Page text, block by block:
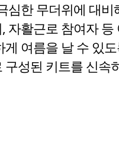
심한 무더위에 대비
자활근로 참여자 등
게 여름을 날 수 있
구성된 키트를 신속